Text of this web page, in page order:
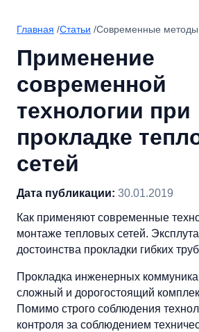
Главная /Статьи /Современные методы
Применение
современной
технологии при
прокладке
сетей
Дата публикации: 30.01.2019
Как применяют современные
монтаже тепловых сетей.
достоинства прокладки гибких
Прокладка инженерных
сложный и дорогостоящий
Помимо строго соблюдения
контроля за соблюдением